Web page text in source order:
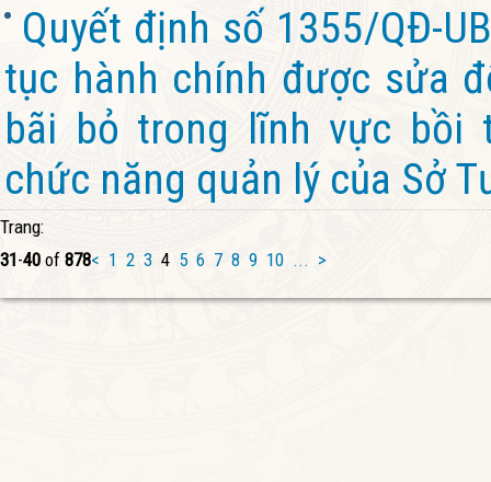
Quyết định số 1355/QĐ-
tục hành chính được sửa
bãi bỏ trong lĩnh vực bồi
chức năng quản lý của Sở
Trang:
31-40 of 878< 1 2 3 4 5 6 7 8 9 10 ... >